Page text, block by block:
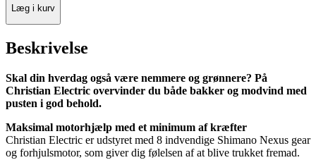
Læg i kurv
Beskrivelse
Skal din hverdag også være nemmere og grønnere? På
Christian Electric overvinder du både bakker og modvind med
pusten i god behold.
Maksimal motorhjælp med et minimum af kræfter
Christian Electric er udstyret med 8 indvendige Shimano Nexus gear
og forhjulsmotor, som giver dig følelsen af at blive trukket fremad.